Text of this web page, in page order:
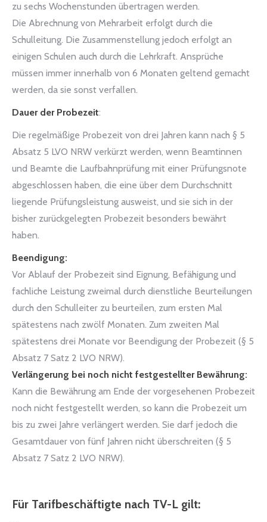
zu sechs Wochenstunden übertragen werden.
Die Abrechnung von Mehrarbeit erfolgt durch die
Schulleitung. Die Zusammenstellung jedoch erfolgt an
einigen Schulen auch durch die Lehrkraft. Ansprüche
müssen immer innerhalb von 6 Monaten geltend gemacht
werden, da sie sonst verfallen.
Dauer der Probezeit:
Die regelmäßige Probezeit von drei Jahren kann nach § 5
Absatz 5 LVO NRW verkürzt werden, wenn Beamtinnen
und Beamte die Laufbahnprüfung mit einer Prüfungsnote
abgeschlossen haben, die eine über dem Durchschnitt
liegende Prüfungsleistung ausweist, und sie sich in der
bisher zurückgelegten Probezeit besonders bewährt
haben.
Beendigung:
Vor Ablauf der Probezeit sind Eignung, Befähigung und
fachliche Leistung zweimal durch dienstliche Beurteilungen
durch den Schulleiter zu beurteilen, zum ersten Mal
spätestens nach zwölf Monaten. Zum zweiten Mal
spätestens drei Monate vor Beendigung der Probezeit (§ 5
Absatz 7 Satz 2 LVO NRW).
Verlängerung bei noch nicht festgestellter Bewährung:
Kann die Bewährung am Ende der vorgesehenen Probezeit
noch nicht festgestellt werden, so kann die Probezeit um
bis zu zwei Jahre verlängert werden. Sie darf jedoch die
Gesamtdauer von fünf Jahren nicht überschreiten (§ 5
Absatz 7 Satz 2 LVO NRW).
Für Tarifbeschäftigte nach TV-L gilt: